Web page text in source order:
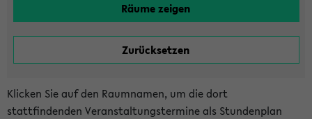
Klicken Sie auf den Raumnamen, um die dort
stattfindenden Veranstaltungstermine als Stundenplan